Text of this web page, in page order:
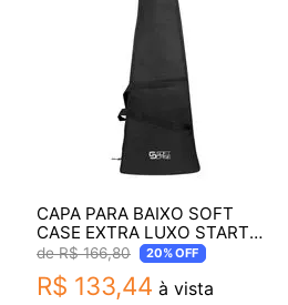
CAPA PARA BAIXO SOFT
CASE EXTRA LUXO START
678R$ 166,80 20%OFF
R$ 133,44 à vista